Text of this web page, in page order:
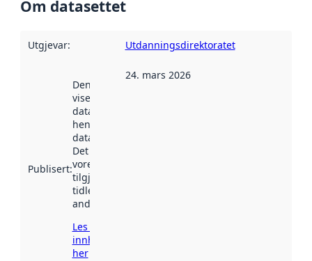
Om datasettet
Utgjevar: Utdanningsdirektoratet
Publisert:
Denne datoen
viser når
datasettet vart
henta inn av
data.norge.no.
Det kan ha
vore
tilgjengeleg
tidlegare
andre stader.
Les meir om
innhenting
her
24. mars 2026